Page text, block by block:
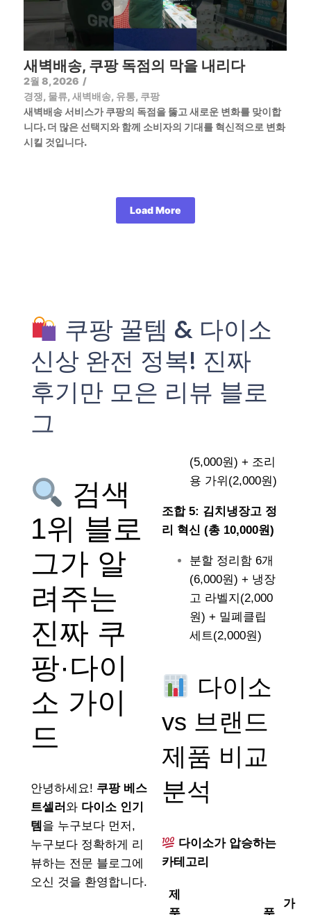
새벽배송, 쿠팡 독점의 막을 내리다
2월 8, 2026 /
경쟁, 물류, 새벽배송, 유통, 쿠팡
새벽배송 서비스가 쿠팡의 독점을 뚫고 새로운 변화를 맞이합
니다. 더 많은 선택지와 함께 소비자의 기대를 혁신적으로 변화
시킬 것입니다.
Load More
쿠팡 꿀템 & 다이소
신상 완전 정복! 진짜
후기만 모은 리뷰 블로
그
검색
1위 블로
그가 알
려주는
진짜 쿠
팡·다이
소 가이
드
안녕하세요! 쿠팡 베스
트셀러 와 다이소 인기
템 을 누구보다 먼저,
누구보다 정확하게 리
뷰하는 전문 블로그에
오신 것을 환영합니다.
(5,000원) + 조리
용 가위(2,000원)
조합 5: 김치냉장고 정
리 혁신 (총 10,000원)
분할 정리함 6개
(6,000원) + 냉장
고 라벨지(2,000
원) + 밀폐클립
세트(2,000원)
다이소
vs 브랜드
제품 비교
분석
다이소가 압승하는
카테고리
제
가